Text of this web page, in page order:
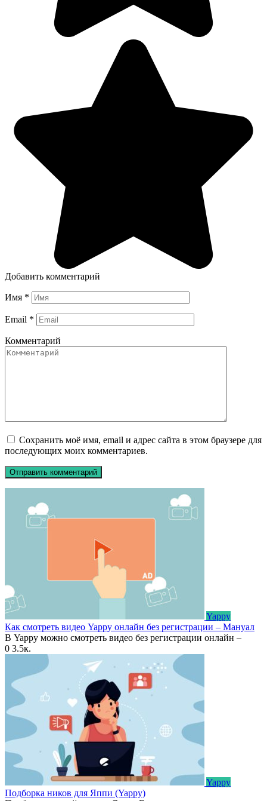
Добавить комментарий
Имя *
Email *
Комментарий
Сохранить моё имя, email и адрес сайта в этом браузере для
последующих моих комментариев.
Yappy
Как смотреть видео Yappy онлайн без регистрации – Мануал
В Yappy можно смотреть видео без регистрации онлайн –
0 3.5к.
Yappy
Подборка ников для Яппи (Yappy)